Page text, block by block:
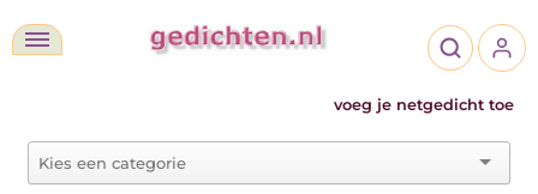
voeg je netgedicht toe